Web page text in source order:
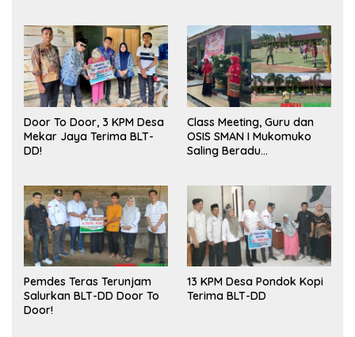
Door To Door, 3 KPM Desa
Mekar Jaya Terima BLT-
DD!
Class Meeting, Guru dan
OSIS SMAN I Mukomuko
Saling Beradu
Pemdes Teras Terunjam
Salurkan BLT-DD Door To
Door!
13 KPM Desa Pondok Kopi
Terima BLT-DD